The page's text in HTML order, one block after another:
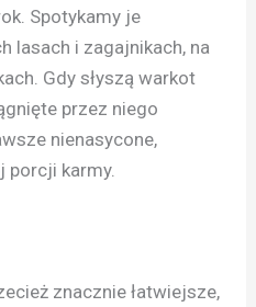
Spotykamy je
lasach i zagajnikach, na
Gdy słyszą warkot
przez niego
nienasycone,
porcji karmy.
znacznie łatwiejsze,